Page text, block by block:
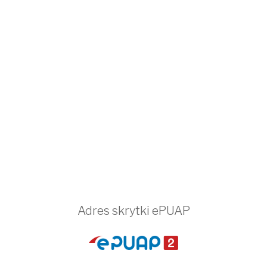
Adres skrytki ePUAP